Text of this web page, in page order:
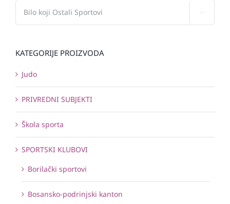
KATEGORIJE PROIZVODA
Judo
PRIVREDNI SUBJEKTI
Škola sporta
SPORTSKI KLUBOVI
Borilački sportovi
Bosansko-podrinjski kanton